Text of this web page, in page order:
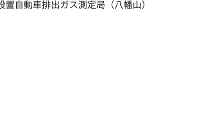
自動車排出ガス測定局（八幡山）